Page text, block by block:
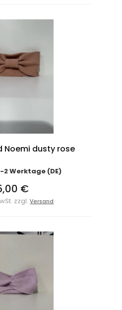
Noemi dusty rose
2 Werktage (DE)
€
zzgl.Versand